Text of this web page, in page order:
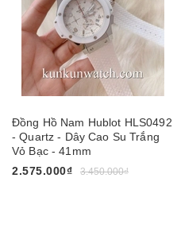
Đồng Hồ Nam Hublot HLS0492
- Quartz - Dây Cao Su Trắng
Vỏ Bạc - 41mm
2.575.000₫
3.450.000₫